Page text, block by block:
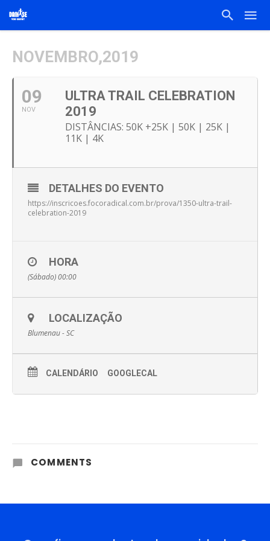
NOVEMBRO,2019
09
NOV
ULTRA TRAIL CELEBRATION
2019
DISTÂNCIAS: 50K +25K | 50K | 25K |
11K | 4K
DETALHES DO EVENTO
https://inscricoes.focoradical.com.br/prova/1350-ultra-trail-
celebration-2019
HORA
(Sábado) 00:00
LOCALIZAÇÃO
Blumenau - SC
CALENDÁRIO GOOGLECAL
COMMENTS